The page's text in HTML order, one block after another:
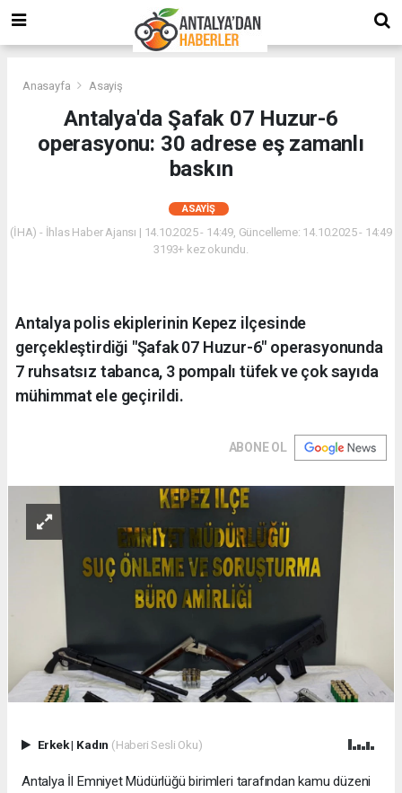
Anasayfa Asayiş
Antalya'da Şafak 07 Huzur-6
operasyonu: 30 adrese eş zamanlı
baskın
ASAYIŞ
(İHA) - İhlas Haber Ajansı | 14.10.2025 - 14:49, Güncelleme: 14.10.2025 - 14:49
3193+ kez okundu.
Antalya polis ekiplerinin Kepez ilçesinde
gerçekleştirdiği "Şafak 07 Huzur-6" operasyonunda
7 ruhsatsız tabanca, 3 pompalı tüfek ve çok sayıda
mühimmat ele geçirildi.
ABONE OL
Erkek| Kadın (Haberi Sesli Oku)
Antalya İl Emniyet Müdürlüğü birimleri tarafından kamu düzeni